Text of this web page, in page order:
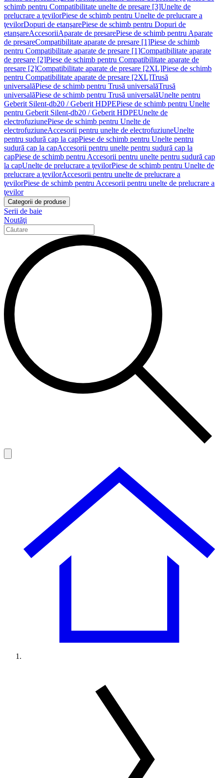
schimb pentru Compatibilitate unelte de presare [3]Unelte de
prelucrare a ţevilorPiese de schimb pentru Unelte de prelucrare a
ţevilorDopuri de etanşarePiese de schimb pentru Dopuri de
etanşareAccesoriiAparate de presarePiese de schimb pentru Aparate
de presareCompatibilitate aparate de presare [1]Piese de schimb
pentru Compatibilitate aparate de presare [1]Compatibilitate aparate
de presare [2]Piese de schimb pentru Compatibilitate aparate de
presare [2]Compatibilitate aparate de presare [2XL]Piese de schimb
pentru Compatibilitate aparate de presare [2XL]Trusă
universalăPiese de schimb pentru Trusă universalăTrusă
universalăPiese de schimb pentru Trusă universalăUnelte pentru
Geberit Silent-db20 / Geberit HDPEPiese de schimb pentru Unelte
pentru Geberit Silent-db20 / Geberit HDPEUnelte de
electrofuziunePiese de schimb pentru Unelte de
electrofuziuneAccesorii pentru unelte de electrofuziuneUnelte
pentru sudură cap la capPiese de schimb pentru Unelte pentru
sudură cap la capAccesorii pentru unelte pentru sudură cap la
capPiese de schimb pentru Accesorii pentru unelte pentru sudură cap
la capUnelte de prelucrare a ţevilorPiese de schimb pentru Unelte de
prelucrare a ţevilorAccesorii pentru unelte de prelucrare a
ţevilorPiese de schimb pentru Accesorii pentru unelte de prelucrare a
ţevilor
Categorii de produse
Serii de baie
Noutăţi